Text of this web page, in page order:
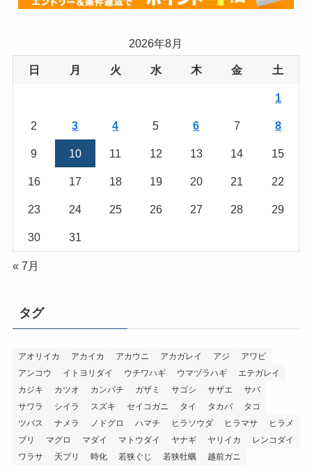
2026年8月
日 月 火 水 木 金 土
1
2 3 4 5 6 7 8
9 10 11 12 13 14 15
16 17 18 19 20 21 22
23 24 25 26 27 28 29
30 31
« 7月
タグ
アオリイカ アカイカ アカウニ アカガレイ アジ
アワビ
アンコウ
イトヨリダイ ウチワハギ ウマヅラハギ
エテガレイ
カジキ
カツオ カンパチ ガザミ サゴシ サザエ
サバ
サワラ
シイラ スズキ セイコガニ タイ タカバ
タコ
ツバス
ナメラ ノドグロ ハマチ ヒラソウダ ヒラマサ
ヒラメ
ブリ
マグロ マダイ マトウダイ ヤナギ ヤリイカ
レンコダイ
ワラサ
天ブリ 時化 若狭ぐじ 若狭牡蠣 越前ガニ